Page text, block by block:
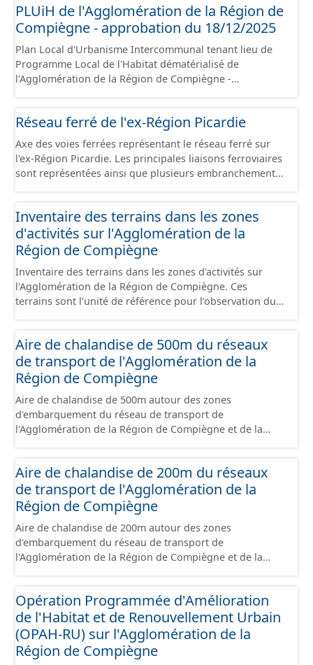
économique et social, pour lutter prioritairement contre
la dévitalisation des centres-villes. L’ORT vise une
requalification d’ensemble d’un centre-ville dont elle
facilite la rénovation du parc de logements, de locaux
commerciaux et artisanaux, et plus globalement le tissu
urbain, pour créer un cadre de vie attractif propice au
données contient le périmètre sur l'Agglomération de la
Région de Compiègne, situé sur les communes de
Compiègne, de Margny-lès-Compiègne et de Venette.
PLUiH de l'Agglomération de la Région de
Compiègne - approbation du 18/12/2025
Plan Local d'Urbanisme Intercommunal tenant lieu de
Programme Local de l'Habitat dématérialisé de
l'Agglomération de la Région de Compiègne -
de Compiègne et de la Basse Automne. Ce PLUiH est
numérisé conformément aux prescriptions nationales
du CNIG et contient les pièces administratives, le rapport
de présentation, le PADD, les règlements écrits et
graphiques, les annexes, les OAP et les données
de ces données, il est rappelé que seuls les documents
papiers font foi et sont opposables d'un point de vue
juridique.
Réseau ferré de l'ex-Région Picardie
Axe des voies ferrées représentant le réseau ferré sur
l'ex-Région Picardie. Les principales liaisons ferroviaires
sont représentées ainsi que plusieurs embranchements
sont désaffectées mais sont toujours physiquement
présentes sur le terrain.
Inventaire des terrains dans les zones
d'activités sur l'Agglomération de la
Région de Compiègne
Inventaire des terrains dans les zones d'activités sur
l'Agglomération de la Région de Compiègne. Ces
terrains sont l’unité de référence pour l’observation du
faisant l’objet d’un regroupement suivant leur état
d’occupation, leur stade de commercialisation, leur
stade d’aménagement et la nature de leur maîtrise
foncière. Il s'appuie globalement sur la limite de parcelle
cadastrale mais peut également la subdiviser s'il
provient d'un plan d'aménagement par lots qui précède
un remembrement cadastral. Ces terrains sont
d'autres usages situés dans ces sites (équipement,
divers, ...). Ce lot est constitué conformément aux
prescriptions du standard CNIG Sites Economiques.
Aire de chalandise de 500m du réseaux
de transport de l'Agglomération de la
Région de Compiègne
Aire de chalandise de 500m autour des zones
d'embarquement du réseau de transport de
l'Agglomération de la Région de Compiègne et de la
Aire de chalandise de 200m du réseaux
de transport de l'Agglomération de la
Région de Compiègne
Aire de chalandise de 200m autour des zones
d'embarquement du réseau de transport de
l'Agglomération de la Région de Compiègne et de la
Opération Programmée d'Amélioration
de l'Habitat et de Renouvellement Urbain
(OPAH-RU) sur l'Agglomération de la
Région de Compiègne